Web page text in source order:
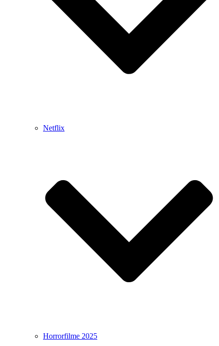
Netflix
Horrorfilme 2025